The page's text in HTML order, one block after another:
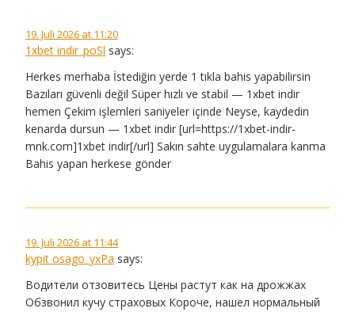
19. Juli 2026 at 11:20
1xbet indir_poSl says:
Herkes merhaba İstediğin yerde 1 tıkla bahis yapabilirsin
Bazıları güvenli değil Süper hızlı ve stabil — 1xbet indir
hemen Çekim işlemleri saniyeler içinde Neyse, kaydedin
kenarda dursun — 1xbet indir [url=https://1xbet-indir-
mnk.com]1xbet indir[/url] Sakın sahte uygulamalara kanma
Bahis yapan herkese gönder
19. Juli 2026 at 11:44
kypit osago_yxPa says:
Водители отзовитесь Цены растут как на дрожжах
Обзвонил кучу страховых Короче, нашел нормальный